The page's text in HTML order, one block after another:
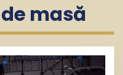
masă